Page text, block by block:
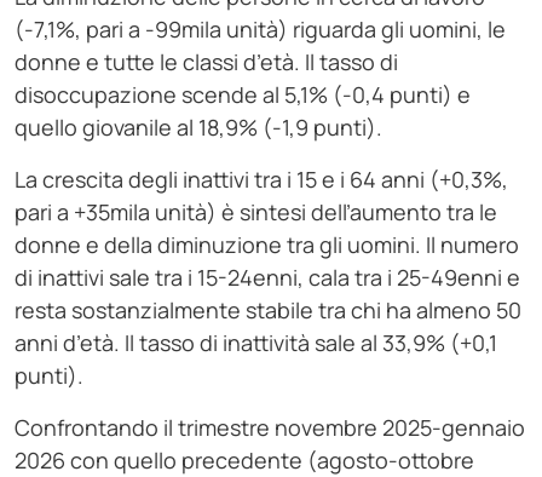
(-7,1%, pari a -99mila unità) riguarda gli uomini, le
donne e tutte le classi d’età. Il tasso di
disoccupazione scende al 5,1% (-0,4 punti) e
quello giovanile al 18,9% (-1,9 punti).
La crescita degli inattivi tra i 15 e i 64 anni (+0,3%,
pari a +35mila unità) è sintesi dell’aumento tra le
donne e della diminuzione tra gli uomini. Il numero
di inattivi sale tra i 15-24enni, cala tra i 25-49enni e
resta sostanzialmente stabile tra chi ha almeno 50
anni d’età. Il tasso di inattività sale al 33,9% (+0,1
punti).
Confrontando il trimestre novembre 2025-gennaio
2026 con quello precedente (agosto-ottobre